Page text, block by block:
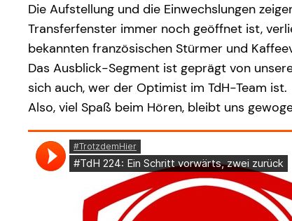
Die Aufstellung und die Einwechslungen
Transferfenster immer noch geöffnet ist,
bekannten französischen Stürmer und
Das Ausblick-Segment ist geprägt von
sich auch, wer der Optimist im TdH-Team ist.
Also, viel Spaß beim Hören, bleibt uns